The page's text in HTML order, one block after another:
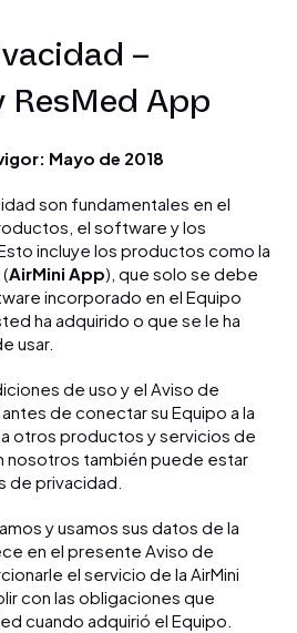
–
App
Mayo de 2018
son fundamentales en el
el software y los
incluye los productos como la
AirMini App), que solo se debe
incorporado en el Equipo
ha adquirido o que se le ha
usar.
de uso y el Aviso de
de conectar su Equipo a la
otros productos y servicios de
nosotros también puede estar
de privacidad.
y usamos sus datos de la
en el presente Aviso de
el servicio de la AirMini
con las obligaciones que
cuando adquirió el Equipo.